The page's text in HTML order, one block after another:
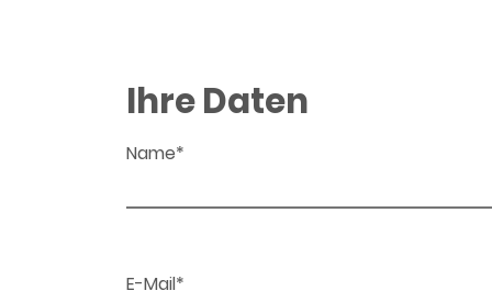
Ihre Daten
Name*
E-Mail*